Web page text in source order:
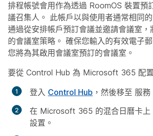
排程帳號會用作為透過 RoomOS 裝置預
議召集人。 此帳戶以與使用者通常相同
通過從安排帳戶預訂會議並邀請會議室，
的會議室策略。 確保您輸入的有效電子
您將為其啟用會議室預訂的會議室。
要從 Control Hub 為 Microsoft 365 配置
登入 Control Hub ，然後移至 服務
在 Microsoft 365 的混合日曆卡上
設置 。